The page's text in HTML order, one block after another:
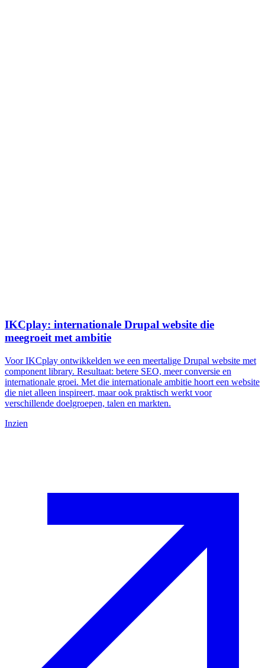
IKCplay: internationale Drupal website die
meegroeit met ambitie
Voor IKCplay ontwikkelden we een meertalige Drupal website met
component library. Resultaat: betere SEO, meer conversie en
internationale groei. Met die internationale ambitie hoort een website
die niet alleen inspireert, maar ook praktisch werkt voor
verschillende doelgroepen, talen en markten.
Inzien